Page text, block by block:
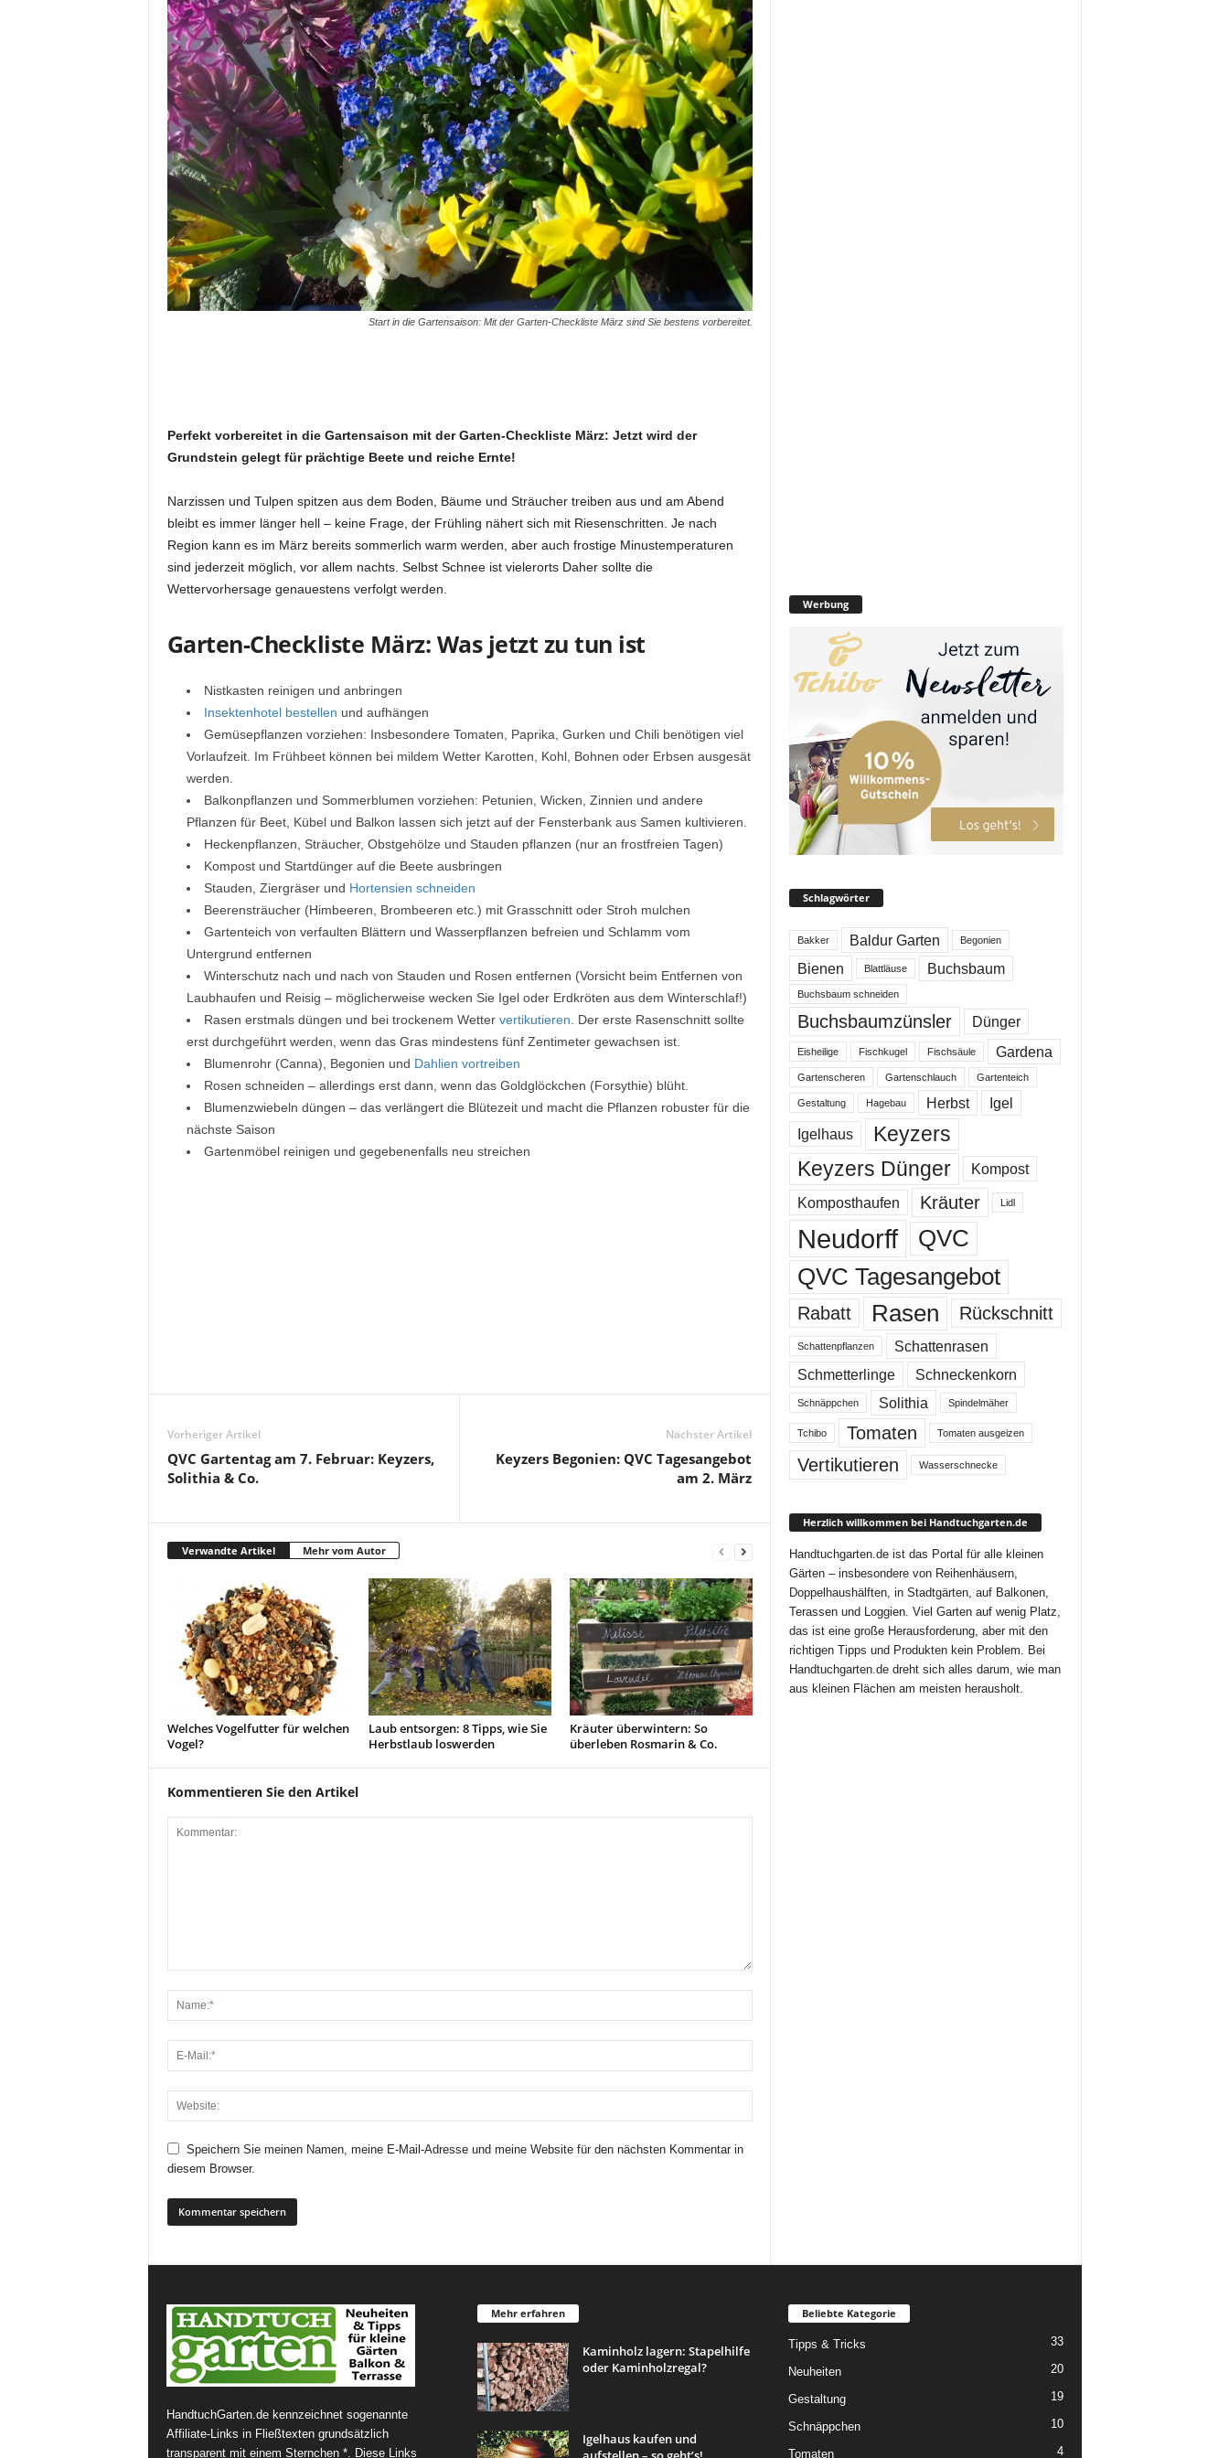
Start in die Gartensaison: Mit der Garten-Checkliste März sind Sie bestens vorbereitet.
Perfekt vorbereitet in die Gartensaison mit der Garten-Checkliste März: Jetzt wird der
Grundstein gelegt für prächtige Beete und reiche Ernte!
Narzissen und Tulpen spitzen aus dem Boden, Bäume und Sträucher treiben aus und am Abend
bleibt es immer länger hell – keine Frage, der Frühling nähert sich mit Riesenschritten. Je nach
Region kann es im März bereits sommerlich warm werden, aber auch frostige Minustemperaturen
sind jederzeit möglich, vor allem nachts. Selbst Schnee ist vielerorts Daher sollte die
Wettervorhersage genauestens verfolgt werden.
Garten-Checkliste März: Was jetzt zu tun ist
Nistkasten reinigen und anbringen
Insektenhotel bestellen und aufhängen
Gemüsepflanzen vorziehen: Insbesondere Tomaten, Paprika, Gurken und Chili benötigen viel
Vorlaufzeit. Im Frühbeet können bei mildem Wetter Karotten, Kohl, Bohnen oder Erbsen ausgesät
werden.
Balkonpflanzen und Sommerblumen vorziehen: Petunien, Wicken, Zinnien und andere
Pflanzen für Beet, Kübel und Balkon lassen sich jetzt auf der Fensterbank aus Samen kultivieren.
Heckenpflanzen, Sträucher, Obstgehölze und Stauden pflanzen (nur an frostfreien Tagen)
Kompost und Startdünger auf die Beete ausbringen
Stauden, Ziergräser und Hortensien schneiden
Beerensträucher (Himbeeren, Brombeeren etc.) mit Grasschnitt oder Stroh mulchen
Gartenteich von verfaulten Blättern und Wasserpflanzen befreien und Schlamm vom
Untergrund entfernen
Winterschutz nach und nach von Stauden und Rosen entfernen (Vorsicht beim Entfernen von
Laubhaufen und Reisig – möglicherweise wecken Sie Igel oder Erdkröten aus dem Winterschlaf!)
Rasen erstmals düngen und bei trockenem Wetter vertikutieren . Der erste Rasenschnitt sollte
erst durchgeführt werden, wenn das Gras mindestens fünf Zentimeter gewachsen ist.
Blumenrohr (Canna), Begonien und Dahlien vortreiben
Rosen schneiden – allerdings erst dann, wenn das Goldglöckchen (Forsythie) blüht.
Blumenzwiebeln düngen – das verlängert die Blütezeit und macht die Pflanzen robuster für die
nächste Saison
Gartenmöbel reinigen und gegebenenfalls neu streichen
Vorheriger Artikel
QVC Gartentag am 7. Februar: Keyzers,
Solithia & Co.
Nächster Artikel
Keyzers Begonien: QVC Tagesangebot
am 2. März
Verwandte Artikel Mehr vom Autor
Welches Vogelfutter für welchen
Vogel?
Laub entsorgen: 8 Tipps, wie Sie
Herbstlaub loswerden
Kräuter überwintern: So
überleben Rosmarin & Co.
Kommentieren Sie den Artikel
Speichern Sie meinen Namen, meine E-Mail-Adresse und meine Website für den nächsten Kommentar in
diesem Browser.
Werbung
Schlagwörter
Bakker Baldur Garten Begonien
Bienen Blattläuse Buchsbaum
Buchsbaum schneiden
Buchsbaumzünsler Dünger
Eisheilige Fischkugel Fischsäule Gardena
Gartenscheren Gartenschlauch Gartenteich
Gestaltung Hagebau Herbst
Igel
Igelhaus
Keyzers
Keyzers Dünger
Kompost
Komposthaufen Kräuter Lidl
Neudorff
QVC
QVC Tagesangebot
Rabatt Rasen Rückschnitt
Schattenpflanzen
Schattenrasen
Schmetterlinge
Schneckenkorn
Schnäppchen Solithia Spindelmäher
Tchibo Tomaten Tomaten ausgeizen
Vertikutieren Wasserschnecke
Herzlich willkommen bei Handtuchgarten.de
Handtuchgarten.de ist das Portal für alle kleinen
Gärten – insbesondere von Reihenhäusern,
Doppelhaushälften, in Stadtgärten, auf Balkonen,
Terassen und Loggien. Viel Garten auf wenig Platz,
das ist eine große Herausforderung, aber mit den
richtigen Tipps und Produkten kein Problem. Bei
Handtuchgarten.de dreht sich alles darum, wie man
aus kleinen Flächen am meisten herausholt.
HandtuchGarten.de kennzeichnet sogenannte
Affiliate-Links in Fließtexten grundsätzlich
transparent mit einem Sternchen *. Diese Links
Mehr erfahren
Kaminholz lagern: Stapelhilfe
oder Kaminholzregal?
Igelhaus kaufen und
Beliebte Kategorie
Tipps & Tricks 33
Neuheiten 20
Gestaltung 19
Schnäppchen 10
Tomaten 4